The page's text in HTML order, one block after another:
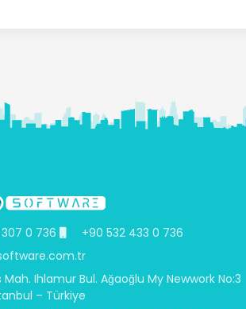
0 736
+90 532 433 0 736
Mah. Ihlamur Bul. Ağaoğlu My Newwork No:3
– Türkiye